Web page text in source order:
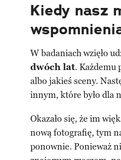
Kiedy nasz
W badaniach wzięło
dwóch lat. Każdemu
albo jakieś sceny.
innym, które było dla
Okazało się, że im
nową fotografię, tym
ponownie. Ponieważ